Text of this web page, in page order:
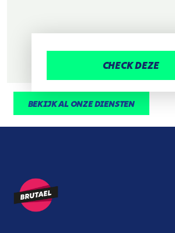
CHECK DEZE
BEKIJK AL ONZE DIENSTEN